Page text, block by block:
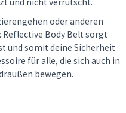
oder anderen
Body Belt sorgt
und somit deine Sicherheit
für alle, die sich auch in
bewegen.